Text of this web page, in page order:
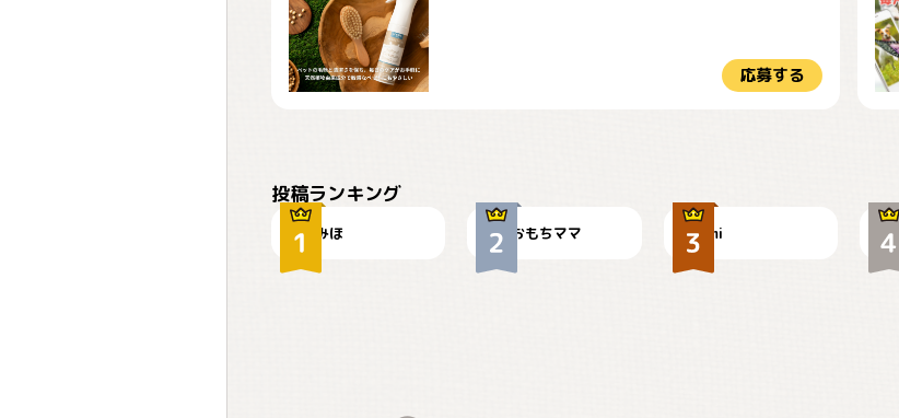
応募する
投稿ランキング
みほ おもちママ mi